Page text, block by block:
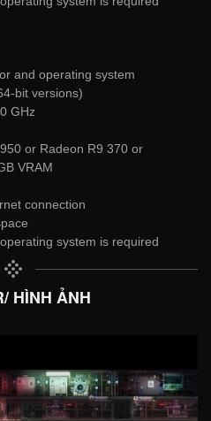
and operating system
bit versions)
GHz
or Radeon R9 370 or
VRAM
connection
system is required
HÌNH ẢNH